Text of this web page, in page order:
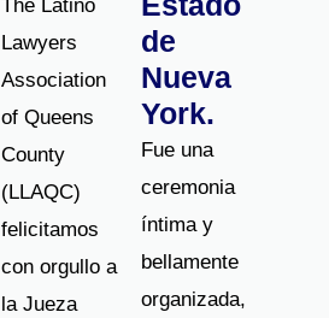
The Latino
Lawyers
Association
of Queens
County
(LLAQC)
felicitamos
con orgullo a
la Jueza
de
Nueva
York.
Fue una
ceremonia
íntima y
bellamente
organizada,